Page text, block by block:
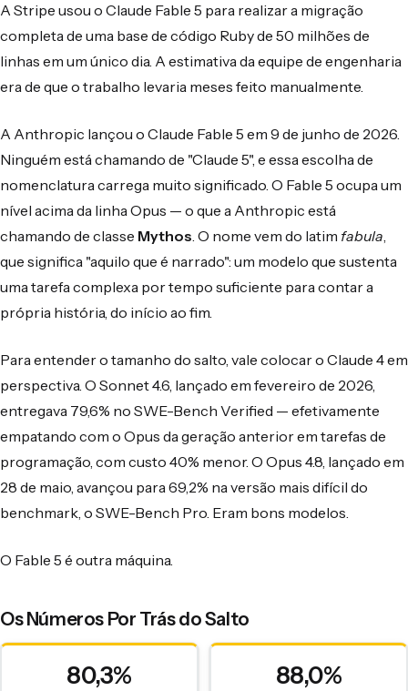
A Stripe usou o Claude Fable 5 para realizar a migração
completa de uma base de código Ruby de 50 milhões de
linhas em um único dia. A estimativa da equipe de engenharia
era de que o trabalho levaria meses feito manualmente.
A Anthropic lançou o Claude Fable 5 em 9 de junho de 2026.
Ninguém está chamando de "Claude 5", e essa escolha de
nomenclatura carrega muito significado. O Fable 5 ocupa um
nível acima da linha Opus — o que a Anthropic está
chamando de classe Mythos. O nome vem do latim fabula,
que significa "aquilo que é narrado": um modelo que sustenta
uma tarefa complexa por tempo suficiente para contar a
própria história, do início ao fim.
Para entender o tamanho do salto, vale colocar o Claude 4 em
perspectiva. O Sonnet 4.6, lançado em fevereiro de 2026,
entregava 79,6% no SWE-Bench Verified — efetivamente
empatando com o Opus da geração anterior em tarefas de
programação, com custo 40% menor. O Opus 4.8, lançado em
28 de maio, avançou para 69,2% na versão mais difícil do
benchmark, o SWE-Bench Pro. Eram bons modelos.
O Fable 5 é outra máquina.
Os Números Por Trás do Salto
80,3% 88,0%